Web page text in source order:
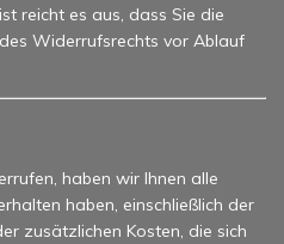
reicht es aus, dass Sie die
Widerrufsrechts vor Ablauf
haben wir Ihnen alle
haben, einschließlich der
zusätzlichen Kosten, die sich